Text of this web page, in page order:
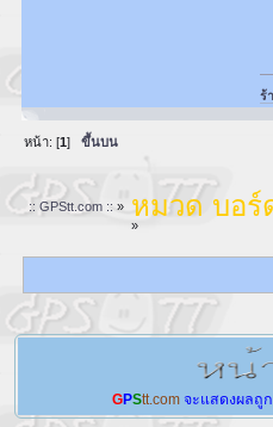
ร้
หน้า: [1]ขึ้นบน
:: GPStt.com :: » หมวด บอร์
»
GPStt.com จะแสดงผลถู